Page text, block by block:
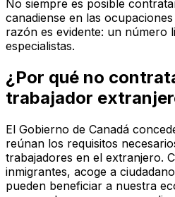
No siempre es posible
canadiense en las
razón es evidente: un número
especialistas.
¿Por qué no
trabajador
El Gobierno de Canadá
reúnan los requisitos
trabajadores en el extranjero.
inmigrantes, acoge a
pueden beneficiar a nuestra